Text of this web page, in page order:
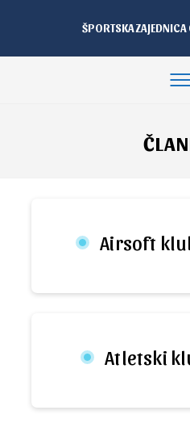
ŠPORTSKA
Airsoft
Atletski